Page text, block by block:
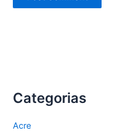
Categorias
Acre